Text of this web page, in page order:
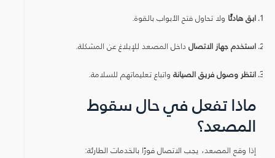
ابق هادئًا ولا تحاول فتح الأبواب بالقوة.
استخدم جهاز الاتصالداخل المصعد للإبلاغ عن المشكلة.
انتظر وصول فريق الصيانة واتباع تعليماتهم للسلامة.
ماذا تفعل في حال سقوط
المصعد؟
إذا وقع المصعد، يجب الاتصال فورًا بالخدمات الطارئة: